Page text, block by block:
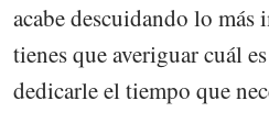
acabe descuidando lo más
tienes que averiguar cuál
dedicarle el tiempo que